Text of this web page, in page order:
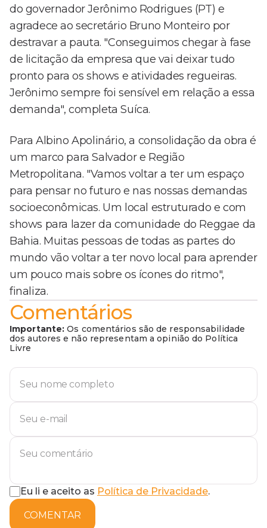
do governador Jerônimo Rodrigues (PT) e
agradece ao secretário Bruno Monteiro por
destravar a pauta. "Conseguimos chegar à fase
de licitação da empresa que vai deixar tudo
pronto para os shows e atividades regueiras.
Jerônimo sempre foi sensível em relação a essa
demanda", completa Suíca.
Para Albino Apolinário, a consolidação da obra é
um marco para Salvador e Região
Metropolitana. "Vamos voltar a ter um espaço
para pensar no futuro e nas nossas demandas
socioeconômicas. Um local estruturado e com
shows para lazer da comunidade do Reggae da
Bahia. Muitas pessoas de todas as partes do
mundo vão voltar a ter novo local para aprender
um pouco mais sobre os ícones do ritmo",
finaliza.
Comentários
Importante: Os comentários são de responsabilidade
dos autores e não representam a opinião do Política
Livre
Eu li e aceito as Política de Privacidade.
COMENTAR